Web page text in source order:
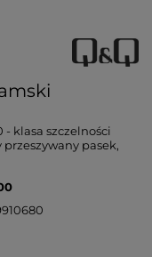
- klasa szczelności
pasek,